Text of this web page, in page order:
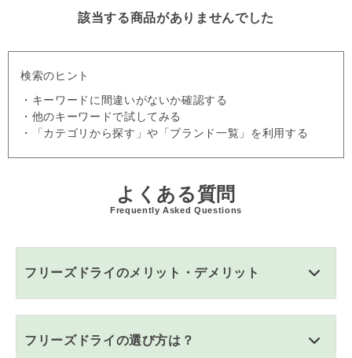
該当する商品がありませんでした
検索のヒント
・キーワードに間違いがないか確認する
・他のキーワードで試してみる
・「カテゴリから探す」や「ブランド一覧」を利用する
よくある質問
Frequently Asked Questions
フリーズドライのメリット・デメリット
フリーズドライの選び方は？